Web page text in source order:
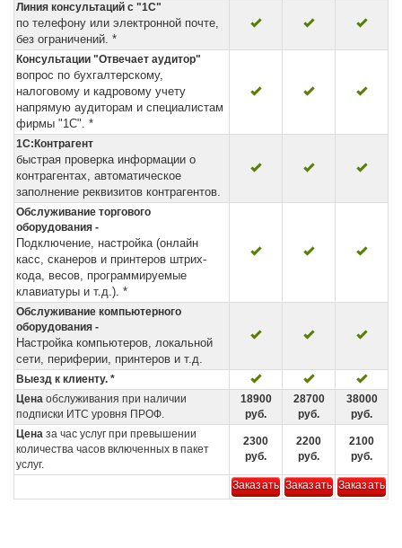
Линия консультаций с "1С"
по телефону или электронной почте,
без ограничений. *
Консультации "Отвечает аудитор"
вопрос по бухгалтерскому,
налоговому и кадровому учету
напрямую аудиторам и специалистам
фирмы "1С". *
1С:Контрагент
быстрая проверка информации о
контрагентах, автоматическое
заполнение реквизитов контрагентов.
Обслуживание торгового
оборудования -
Подключение, настройка (онлайн
касс, сканеров и принтеров штрих-
кода, весов, программируемые
клавиатуры и т.д.). *
Обслуживание компьютерного
оборудования -
Настройка компьютеров, локальной
сети, периферии, принтеров и т.д.
Выезд к клиенту. *
Цена обслуживания при наличии
подписки ИТС уровня ПРОФ.
18900
руб.
28700
руб.
38000
руб.
Цена за час услуг при превышении
количества часов включенных в пакет
услуг.
2300
руб.
2200
руб.
2100
руб.
Заказать Заказать Заказать